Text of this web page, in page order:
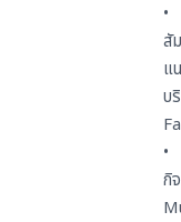
•
สั
แ
บ
•
กิ